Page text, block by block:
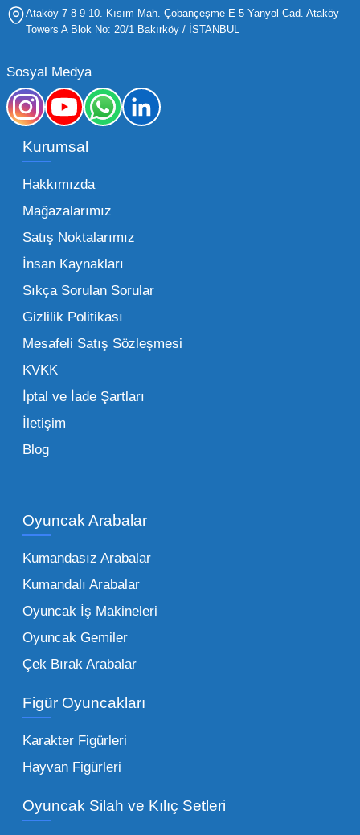
yaş grubuna hitap eden ürünleri bünyesinde
barındırması gerekir.
Mega Oyuncak olarak sunduğumuz geniş ürün
yelpazesiyle, işletmenizin ihtiyacı olan tüm
kategorilerde profesyonel çözümler üretiyoruz.
sunduğumuz esnek çözümlerle, her ölçekteki
bayinin rekabet gücünü artırmayı hedefliyoruz.
oyuncak arayışınızda kaliteyi uygun maliyetle
buluşturmak bizim önceliğimizdir. Toptan
oyuncak alımı yaparken sadece fiyat değil,
aynı zamanda lojistik destek ve ürün sürekliliği
de işletmenizin karlılığını doğrudan etkiler. Bu
Toptan Oyuncak Çeşitleri Nelerdir?
kadar zengindir. Bir mağazanın veya eğitim
çeşitliliği ile doğru orantılıdır. İşte Mega
Oyuncak bünyesinde öne çıkan ve en çok
tercih edilen kategorilerimiz:
Peluş Oyuncaklar:
vazgeçilmezi olan yumuşak dokulu sevilen
seçeneklerimizi keşfederek koleksiyonunuza
en sevilen karakterleri ekleyebilirsiniz.
Eğitici Setler:
tarafından tercih edilentoptan eğitici
Ataköy 7-8-9-10. Kısım Mah. Çobançeşme E-5 Yanyol Cad. Ataköy
Towers A Blok No: 20/1 Bakırköy / İSTANBUL
Sosyal Medya
Kurumsal
Hakkımızda
Mağazalarımız
Satış Noktalarımız
İnsan Kaynakları
Sıkça Sorulan Sorular
Gizlilik Politikası
Mesafeli Satış Sözleşmesi
KVKK
İptal ve İade Şartları
İletişim
Blog
Oyuncak Arabalar
Kumandasız Arabalar
Kumandalı Arabalar
Oyuncak İş Makineleri
Oyuncak Gemiler
Çek Bırak Arabalar
Figür Oyuncakları
Karakter Figürleri
Hayvan Figürleri
Oyuncak Silah ve Kılıç Setleri